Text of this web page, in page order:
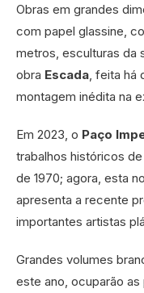
Obras em grandes
com papel glassine,
metros, esculturas da
obra Escada , feita
montagem inédita na
Em 2023, o Paço
trabalhos históricos de
de 1970; agora, esta
apresenta a recente
importantes artistas
Grandes volumes
este ano, ocuparão